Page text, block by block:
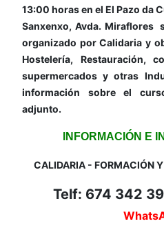
13:00 horas en el El Pazo da
Sanxenxo, Avda. Miraflores
organizado por Calidaria y
Hostelería, Restauración,
supermercados y otras
información sobre el
adjunto.
INFORMACIÓN E
CALIDARIA - FORMACIÓN
Telf: 674 342